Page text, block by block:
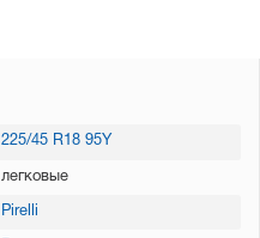
225/45 R18 95Y
легковые
Pirelli